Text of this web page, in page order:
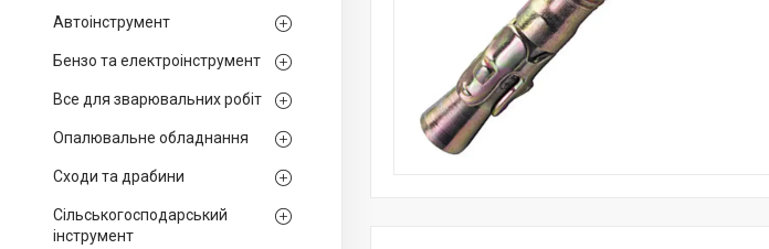
Автоінструмент
Бензо та електроінструмент
Все для зварювальних робіт
Опалювальне обладнання
Сходи та драбини
Сільськогосподарський
інструмент